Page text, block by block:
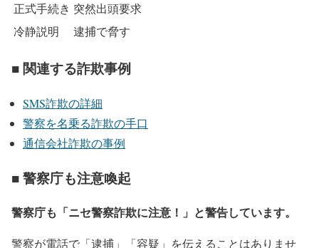
正式手続き 突然出頭要求
冷静説明
逮捕で脅す
■ 関連する詐欺事例
SMS詐欺の詳細
警察を名乗る詐欺の手口
通信会社詐欺の事例
■ 警察庁も注意喚起
警察庁も「ニセ警察詐欺に注意！」と警告しています。
警察が電話で「逮捕」「容疑」を伝えることはありませ